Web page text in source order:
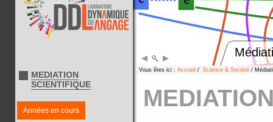
MEDIATION
SCIENTIFIQUE
Années en cours
Vous êtes ici : Accueil / Science & Société /